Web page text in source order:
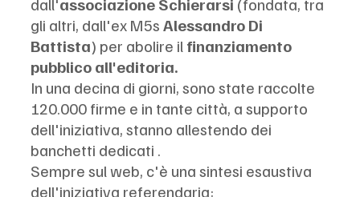
dall'associazione Schierarsi (fondata, tra
gli altri, dall'ex M5s Alessandro Di
Battista) per abolire il finanziamento
pubblico all'editoria.
In una decina di giorni, sono state raccolte
120.000 firme e in tante città, a supporto
dell'iniziativa, stanno allestendo dei
banchetti dedicati .
Sempre sul web, c'è una sintesi esaustiva
dell'iniziativa referendaria: